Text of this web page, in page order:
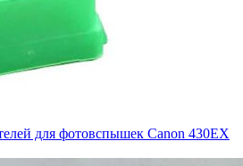
для фотовспышек Canon 430EX